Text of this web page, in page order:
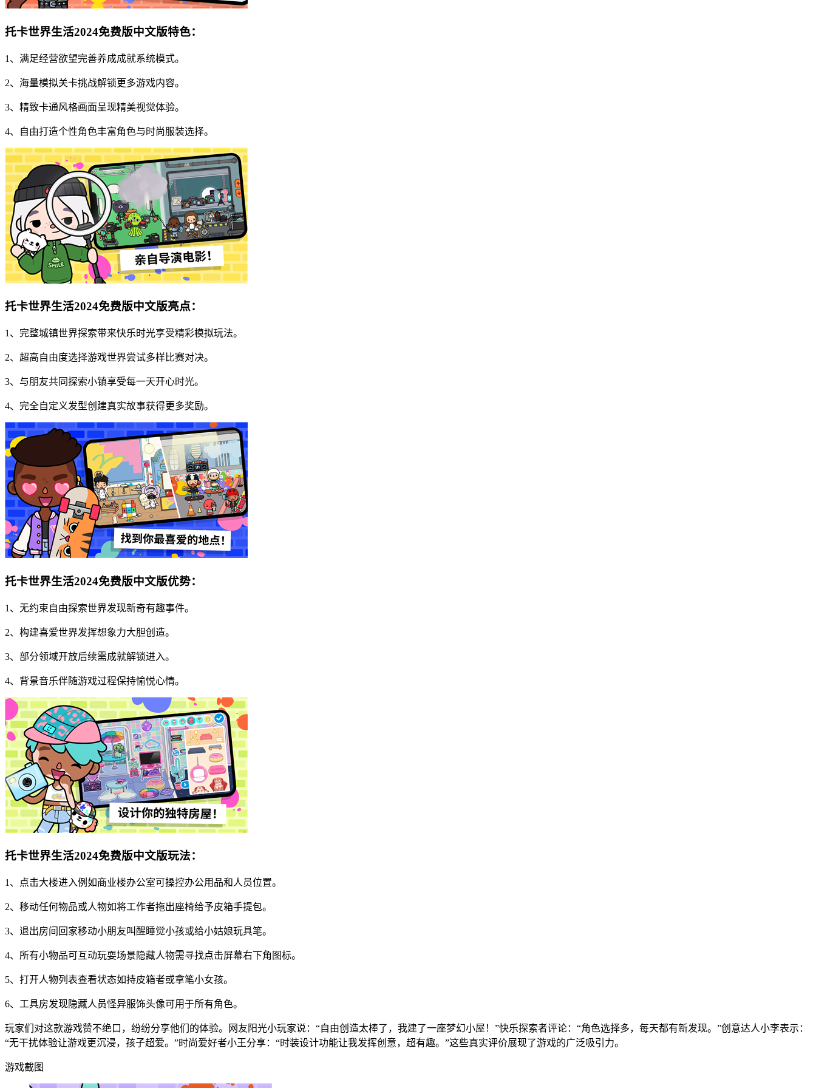
托卡世界生活2024免费版中文版特色：
1、满足经营欲望完善养成成就系统模式。
2、海量模拟关卡挑战解锁更多游戏内容。
3、精致卡通风格画面呈现精美视觉体验。
4、自由打造个性角色丰富角色与时尚服装选择。
托卡世界生活2024免费版中文版亮点：
1、完整城镇世界探索带来快乐时光享受精彩模拟玩法。
2、超高自由度选择游戏世界尝试多样比赛对决。
3、与朋友共同探索小镇享受每一天开心时光。
4、完全自定义发型创建真实故事获得更多奖励。
托卡世界生活2024免费版中文版优势：
1、无约束自由探索世界发现新奇有趣事件。
2、构建喜爱世界发挥想象力大胆创造。
3、部分领域开放后续需成就解锁进入。
4、背景音乐伴随游戏过程保持愉悦心情。
托卡世界生活2024免费版中文版玩法：
1、点击大楼进入例如商业楼办公室可操控办公用品和人员位置。
2、移动任何物品或人物如将工作者拖出座椅给予皮箱手提包。
3、退出房间回家移动小朋友叫醒睡觉小孩或给小姑娘玩具笔。
4、所有小物品可互动玩耍场景隐藏人物需寻找点击屏幕右下角图标。
5、打开人物列表查看状态如持皮箱者或拿笔小女孩。
6、工具房发现隐藏人员怪异服饰头像可用于所有角色。
玩家们对这款游戏赞不绝口，纷纷分享他们的体验。网友阳光小玩家说：“自由创造太棒了，我建了一座梦幻小屋！”快乐探索者评论：“角色选择多，每天都有新发现。”创意达人小李表示：
“无干扰体验让游戏更沉浸，孩子超爱。”时尚爱好者小王分享：“时装设计功能让我发挥创意，超有趣。”这些真实评价展现了游戏的广泛吸引力。
游戏截图